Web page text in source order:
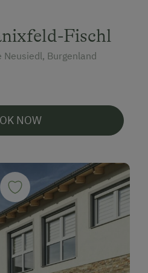
Fischl
Neusiedl, Burgenland
NOW